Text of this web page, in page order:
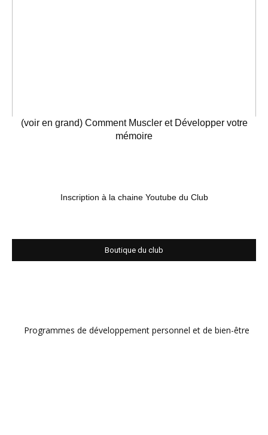
(voir en grand) Comment Muscler et Développer votre
mémoire
Inscription à la chaine Youtube du Club
Boutique du club
Programmes de développement personnel et de bien-être